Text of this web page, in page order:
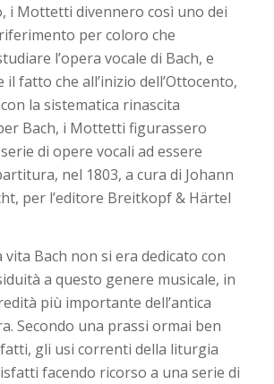
i Mottetti divennero così uno dei
per coloro che
l’opera vocale di Bach, e
fatto che all’inizio dell’Ottocento,
la sistematica rinascita
Bach, i Mottetti figurassero
di opere vocali ad essere
nel 1803, a cura di Johann
per l’editore Breitkopf & Härtel
Bach non si era dedicato con
a questo genere musicale, in
più importante dell’antica
Secondo una prassi ormai ben
gli usi correnti della liturgia
facendo ricorso a una serie di